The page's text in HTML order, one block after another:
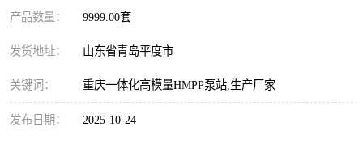
产品数量： 9999.00套
发货地址： 山东省青岛平度市
关键词： 重庆一体化高模量HMPP泵站,生产厂家
发布日期： 2025-10-24